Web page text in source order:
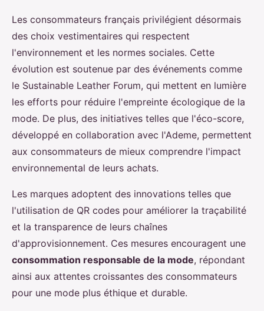
Les consommateurs français privilégient désormais
des choix vestimentaires qui respectent
l'environnement et les normes sociales. Cette
évolution est soutenue par des événements comme
le Sustainable Leather Forum, qui mettent en lumière
les efforts pour réduire l'empreinte écologique de la
mode. De plus, des initiatives telles que l'éco-score,
développé en collaboration avec l'Ademe, permettent
aux consommateurs de mieux comprendre l'impact
environnemental de leurs achats.
Les marques adoptent des innovations telles que
l'utilisation de QR codes pour améliorer la traçabilité
et la transparence de leurs chaînes
d'approvisionnement. Ces mesures encouragent une
consommation responsable de la mode, répondant
ainsi aux attentes croissantes des consommateurs
pour une mode plus éthique et durable.